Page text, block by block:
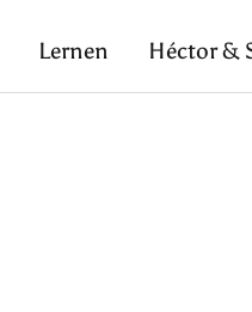
Lernen Héctor &